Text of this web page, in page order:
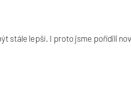
stále lepší. I proto jsme pořídili